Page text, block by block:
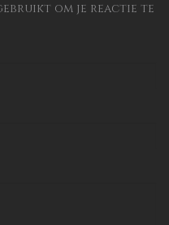
om je reactie te